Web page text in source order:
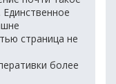
страница не
более